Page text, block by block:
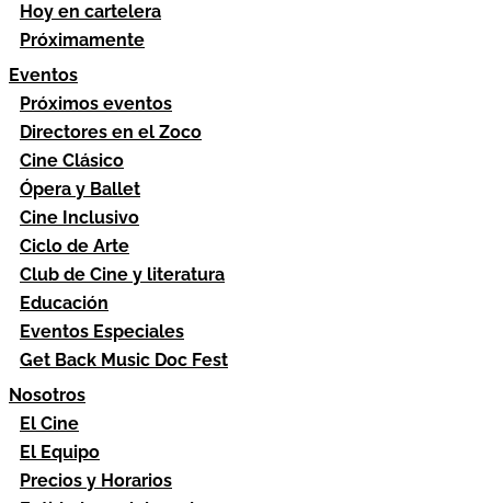
Hoy en cartelera
Próximamente
Eventos
Próximos eventos
Directores en el Zoco
Cine Clásico
Ópera y Ballet
Cine Inclusivo
Ciclo de Arte
Club de Cine y literatura
Educación
Eventos Especiales
Get Back Music Doc Fest
Nosotros
El Cine
El Equipo
Precios y Horarios